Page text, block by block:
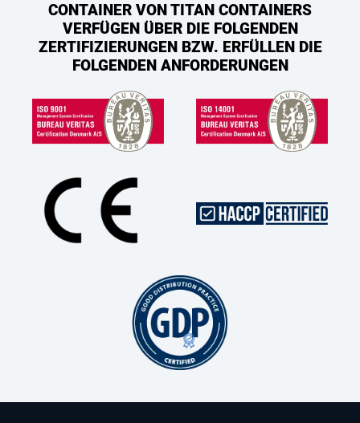
CONTAINER VON TITAN CONTAINERS
VERFÜGEN ÜBER DIE FOLGENDEN
ZERTIFIZIERUNGEN BZW. ERFÜLLEN DIE
FOLGENDEN ANFORDERUNGEN